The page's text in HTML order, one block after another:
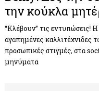
την κούκλα
“Κλέβουν” τις εντυπώσεις!
αγαπημένες καλλιτέχνιδες
προσωπικές στιγμές, στα
μηνύματα